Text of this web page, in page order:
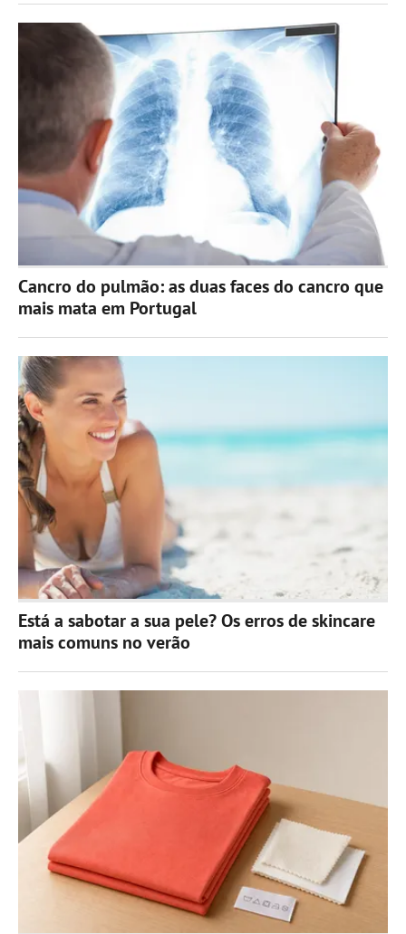
Cancro do pulmão: as duas faces do cancro que
mais mata em Portugal
Está a sabotar a sua pele? Os erros de skincare
mais comuns no verão